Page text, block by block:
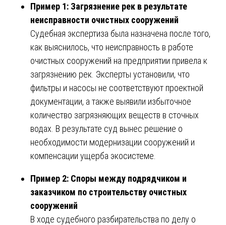
Пример 1: Загрязнение рек в результате
неисправности очистных сооружений
Судебная экспертиза была назначена после того,
как выяснилось, что неисправность в работе
очистных сооружений на предприятии привела к
загрязнению рек. Эксперты установили, что
фильтры и насосы не соответствуют проектной
документации, а также выявили избыточное
количество загрязняющих веществ в сточных
водах. В результате суд вынес решение о
необходимости модернизации сооружений и
компенсации ущерба экосистеме.
Пример 2: Споры между подрядчиком и
заказчиком по строительству очистных
сооружений
В ходе судебного разбирательства по делу о